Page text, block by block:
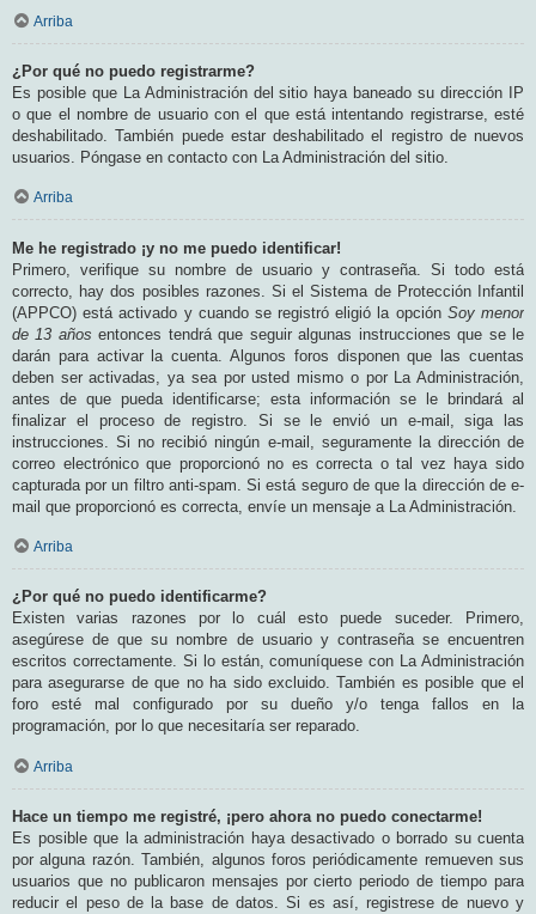
Arriba
¿Por qué no puedo registrarme?
Es posible que La Administración del sitio haya baneado su dirección IP
o que el nombre de usuario con el que está intentando registrarse, esté
deshabilitado. También puede estar deshabilitado el registro de nuevos
usuarios. Póngase en contacto con La Administración del sitio.
Arriba
Me he registrado ¡y no me puedo identificar!
Primero, verifique su nombre de usuario y contraseña. Si todo está
correcto, hay dos posibles razones. Si el Sistema de Protección Infantil
(APPCO) está activado y cuando se registró eligió la opción Soy menor
de 13 años entonces tendrá que seguir algunas instrucciones que se le
darán para activar la cuenta. Algunos foros disponen que las cuentas
deben ser activadas, ya sea por usted mismo o por La Administración,
antes de que pueda identificarse; esta información se le brindará al
finalizar el proceso de registro. Si se le envió un e-mail, siga las
instrucciones. Si no recibió ningún e-mail, seguramente la dirección de
correo electrónico que proporcionó no es correcta o tal vez haya sido
capturada por un filtro anti-spam. Si está seguro de que la dirección de e-
mail que proporcionó es correcta, envíe un mensaje a La Administración.
Arriba
¿Por qué no puedo identificarme?
Existen varias razones por lo cuál esto puede suceder. Primero,
asegúrese de que su nombre de usuario y contraseña se encuentren
escritos correctamente. Si lo están, comuníquese con La Administración
para asegurarse de que no ha sido excluido. También es posible que el
foro esté mal configurado por su dueño y/o tenga fallos en la
programación, por lo que necesitaría ser reparado.
Arriba
Hace un tiempo me registré, ¡pero ahora no puedo conectarme!
Es posible que la administración haya desactivado o borrado su cuenta
por alguna razón. También, algunos foros periódicamente remueven sus
usuarios que no publicaron mensajes por cierto periodo de tiempo para
reducir el peso de la base de datos. Si es así, registrese de nuevo y